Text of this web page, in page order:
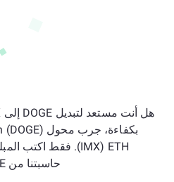
حاسبتنا من DOGE إلى IMX سعر الصرف.